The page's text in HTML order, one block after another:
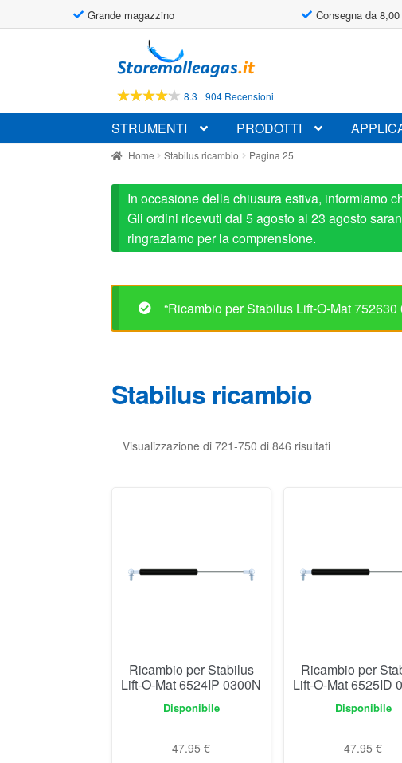
Grande magazzino Consegna da
alla
navigazione
al
contenuto
8.3 -904 Recensioni
STRUMENTI PRODOTTI
Home Stabilus ricambio Pagina 25
In occasione della chiusura estiva, informiamo
Gli ordini ricevuti dal 5 agosto al 23 agosto
ringraziamo per la comprensione.
“Ricambio per Stabilus Lift-O-Mat
Stabilus ricambio
Visualizzazione di 721-750 di 846 risultati
Ricambio per Stabilus
Lift-O-Mat 6524IP 0300N
Disponibile
47.95€
Ricambio per
Lift-O-Mat 6525ID
Disponibile
47.95€